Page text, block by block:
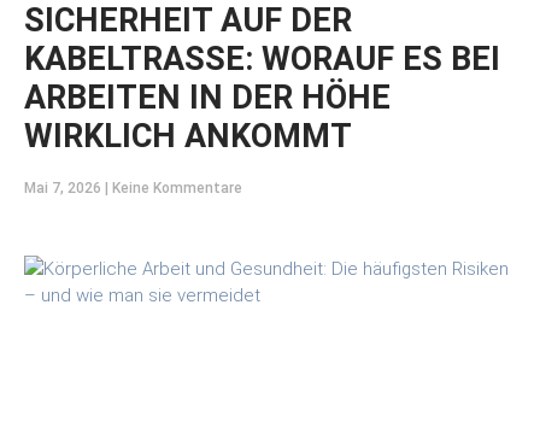
SICHERHEIT AUF DER
KABELTRASSE: WORAUF ES BEI
ARBEITEN IN DER HÖHE
WIRKLICH ANKOMMT
Mai 7, 2026 Keine Kommentare